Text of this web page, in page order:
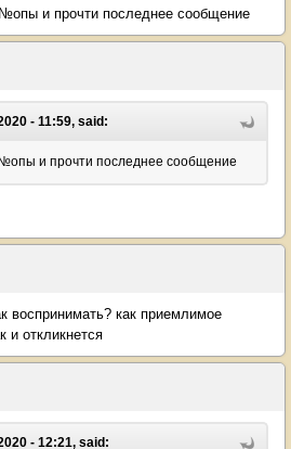
и прочти последнее сообщение
- 11:59, said:
№опы и прочти последнее сообщение
воспринимать? как приемлимое
и откликнется
- 12:21, said: